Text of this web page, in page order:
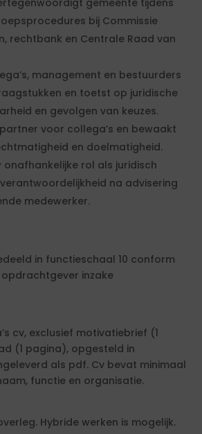
gemeente tijdens
bij Commissie
rechtbank en Centrale Raad van
management en bestuurders
en toetst op juridische
en gevolgen van keuzes.
voor collega’s en bewaakt
en doelmatigheid.
rol als juridisch
na advisering
medewerker.
in functieschaal 10 conform
inzake
cv, exclusief motivatiebrief (1
(1 pagina), opgesteld in
als pdf. Cv bevat minimaal
functie en organisatie.
Hybride werken is mogelijk.